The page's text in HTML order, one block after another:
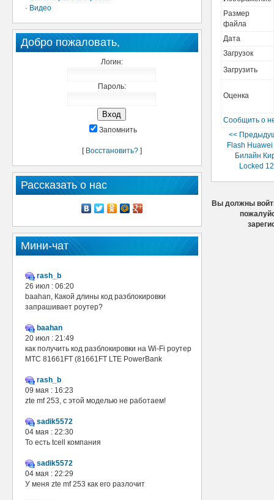
· Видео
Добро пожаловать,
Логин:
Пароль:
Запомнить
[ Восстановить?]
Рассказать о нас
Мини-чат
rash_b
26 июл : 06:20
baahan, Какой длины код разблокировки
запрашивает роутер?
baahan
20 июл : 21:49
как получить код разблокировки на Wi-Fi роутер
МТС 81661FT (81661FT LTE PowerBank
rash_b
09 мая : 16:23
zte mf 253, с этой моделью не работаем!
sadik5572
04 мая : 22:30
То есть tcell компания
sadik5572
04 мая : 22:29
У меня zte mf 253 как его разлочит
Размер
файла
Дата
Загрузок
Загрузить
Оценка
Сообщить о
<<
Flash
Билайн
Locked
Вы должны